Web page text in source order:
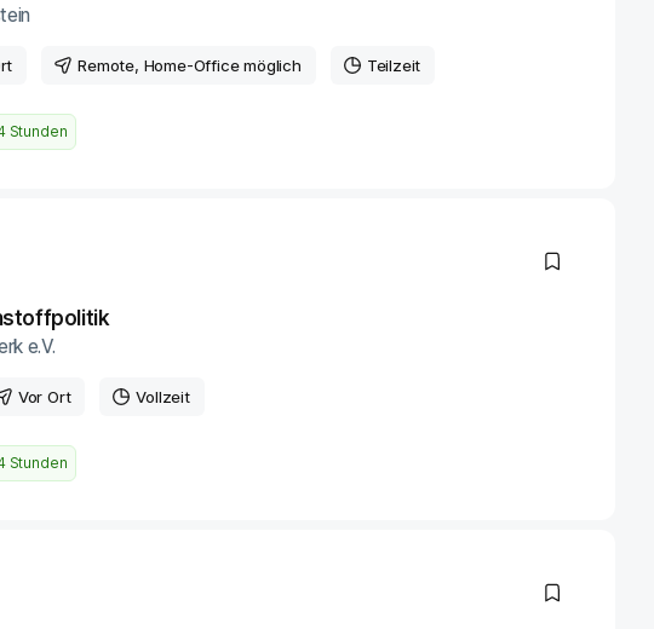
Remote, Home-Office möglich Teilzeit
Stunden
e.V.
Vor Ort Vollzeit
Stunden